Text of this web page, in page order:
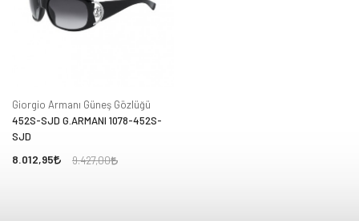
Giorgio Armanı Güneş Gözlüğü
452S-SJD G.ARMANI 1078-452S-
SJD
8.012,95 9.427,00